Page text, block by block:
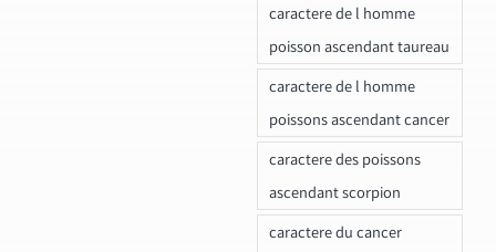
caractere de l homme
poisson ascendant taureau
caractere de l homme
poissons ascendant cancer
caractere des poissons
ascendant scorpion
caractere du cancer